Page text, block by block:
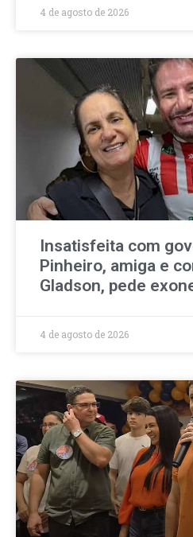
4 de agosto de 2026
Insatisfeita com
Pinheiro, amiga e
Gladson, pede
4 de agosto de 2026